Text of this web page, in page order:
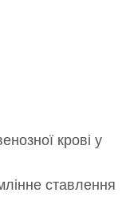
крові у
ставлення